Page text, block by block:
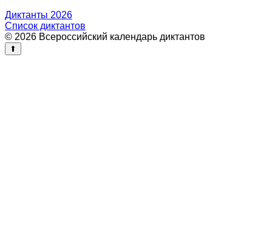
Диктанты 2026
Список диктантов
© 2026 Всероссийский календарь диктантов